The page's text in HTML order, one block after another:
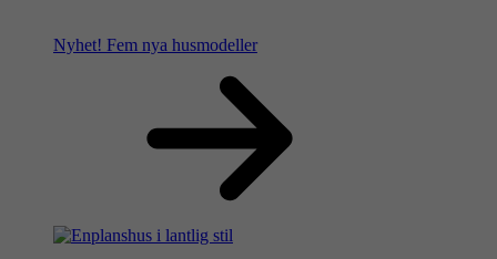
Nyhet! Fem nya husmodeller